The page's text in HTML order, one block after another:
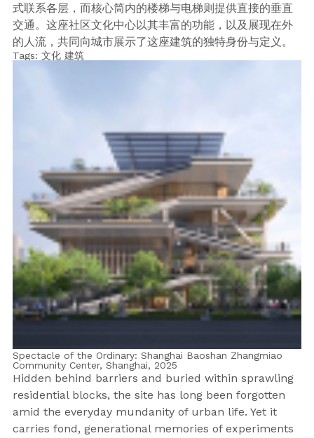
式联系各层，而核心筒内的楼梯与电梯则提供直接的垂直
交通。这座社区文化中心以其丰富的功能，以及展现在外
的人流，共同向城市展示了这座建筑的独特身份与定义。
Tags: 文化 建筑
Spectacle of the Ordinary: Shanghai Baoshan Zhangmiao
Community Center, Shanghai, 2025
Hidden behind barriers and buried within sprawling
residential blocks, the site has long been forgotten
amid the everyday mundanity of urban life. Yet it
carries fond, generational memories of experiments